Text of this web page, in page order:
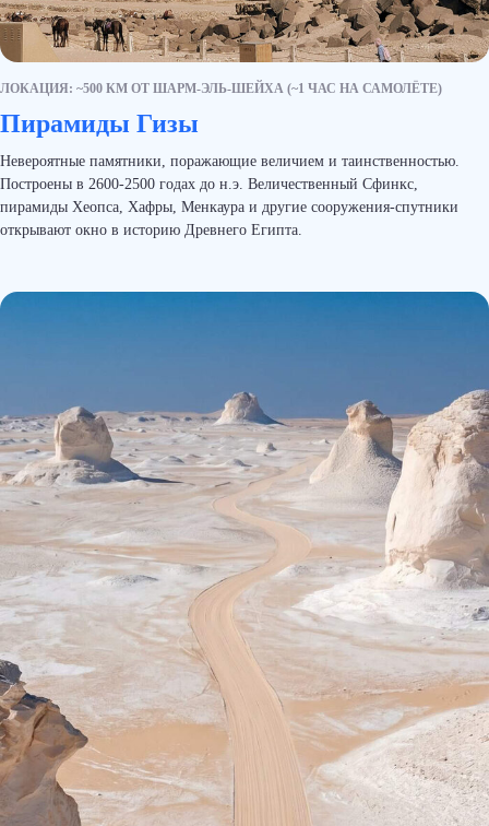
ЛОКАЦИЯ: ~500 КМ ОТ ШАРМ-ЭЛЬ-ШЕЙХА (~1 ЧАС НА САМОЛЁТЕ)
Пирамиды Гизы
Невероятные памятники, поражающие величием и таинственностью.
Построены в 2600-2500 годах до н.э. Величественный Сфинкс,
пирамиды Хеопса, Хафры, Менкаура и другие сооружения-спутники
открывают окно в историю Древнего Египта.
А тут вы
можете
посмотреть
все доступные
туры в Египте